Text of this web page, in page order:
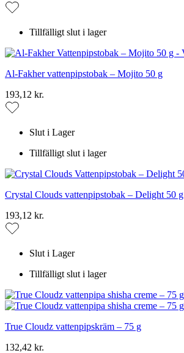
Tillfälligt slut i lager
Al-Fakher vattenpipstobak – Mojito 50 g
193,12 kr.
Slut i Lager
Tillfälligt slut i lager
Crystal Clouds vattenpipstobak – Delight 50 g
193,12 kr.
Slut i Lager
Tillfälligt slut i lager
True Cloudz vattenpipskräm – 75 g
132,42 kr.